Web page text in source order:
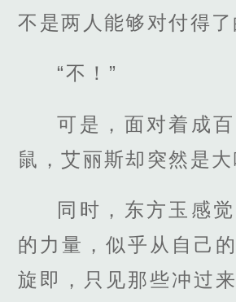
不是两人能够对付得了
“不！”
可是，面对着成
鼠，艾丽斯却突然是大
同时，东方玉感
的力量，似乎从自己
旋即，只见那些冲过